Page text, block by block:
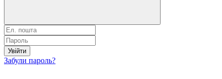
Увійти
Забули пароль?